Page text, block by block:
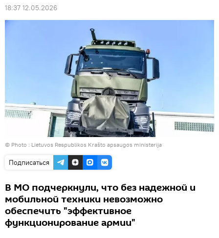
18:37 12.05.2026
© Photo : Lietuvos Respublikos Krašto apsaugos ministerija
Подписаться
В МО подчеркнули, что без надежной и
мобильной техники невозможно
обеспечить "эффективное
функционирование армии"